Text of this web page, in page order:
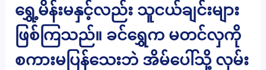
ရွှေ့မိန်းမနှင့်လည်း သူငယ်ချင်းများ
ဖြစ်ကြသည်။ ခင်ရွှေက မတင်လှကို
စကားမပြန်သေးဘဲ အိမ်ပေါ်သို့ လှမ်း